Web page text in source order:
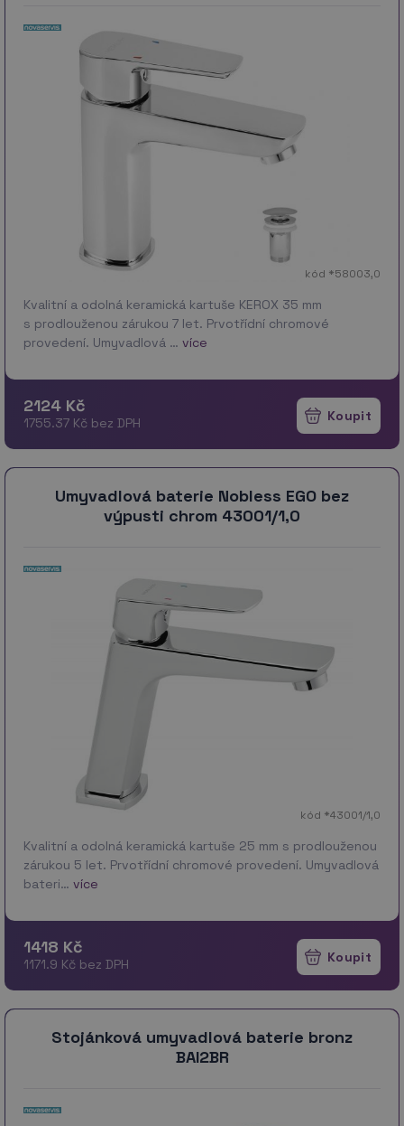
kód *58003,0
Kvalitní a odolná keramická kartuše KEROX 35 mm
s prodlouženou zárukou 7 let. Prvotřídní chromové
provedení. Umyvadlová … více
2124 Kč
1755.37 Kč bez DPH
Umyvadlová baterie Nobless EGO bez
výpusti chrom 43001/1,0
kód *43001/1,0
Kvalitní a odolná keramická kartuše 25 mm s prodlouženou
zárukou 5 let. Prvotřídní chromové provedení. Umyvadlová
bateri… více
1418 Kč
1171.9 Kč bez DPH
Stojánková umyvadlová baterie bronz
BAI2BR